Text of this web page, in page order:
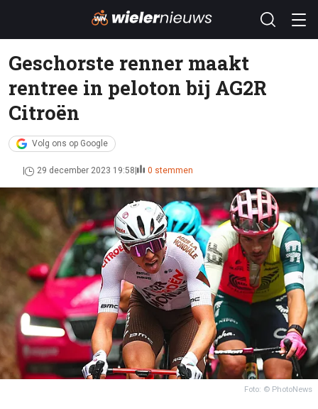
Geschorste renner maakt
rentree in peloton bij AG2R
Citroën
Volg ons op Google
29 december 2023 19:58 0 stemmen
Foto: © PhotoNews